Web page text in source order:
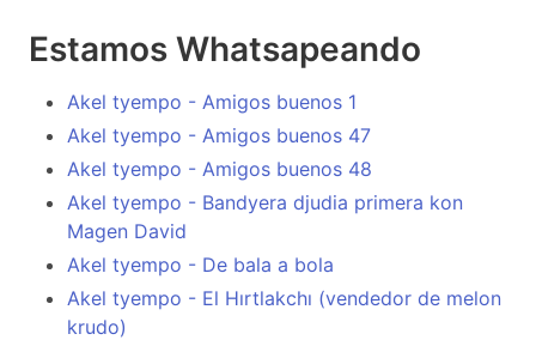
Estamos Whatsapeando
Akel tyempo - Amigos buenos 1
Akel tyempo - Amigos buenos 47
Akel tyempo - Amigos buenos 48
Akel tyempo - Bandyera djudia primera kon
Magen David
Akel tyempo - De bala a bola
Akel tyempo - El Hırtlakchı (vendedor de melon
krudo)